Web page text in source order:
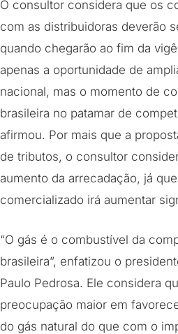
O consultor considera que os
com as distribuidoras deverão
quando chegarão ao fim da
apenas a oportunidade de
nacional, mas o momento de
brasileira no patamar de
afirmou. Por mais que a
de tributos, o consultor
aumento da arrecadação, já
comercializado irá aumentar
“O gás é o combustível da
brasileira”, enfatizou o
Paulo Pedrosa. Ele considera
preocupação maior em
do gás natural do que com o